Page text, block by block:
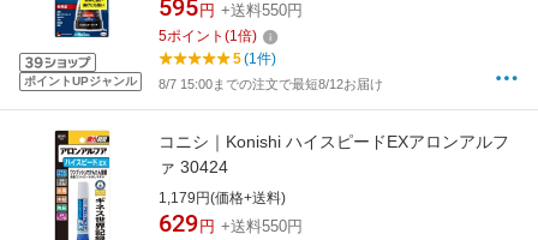
ポイントUPジャンル
595 円 +送料550円
5ポイント (1倍)
5(1件)
8/7 15:00までの注文で最短8/12お届け
コニシ｜Konishi ハイスピードEXアロンアルフ
ァ 30424
1,179円(価格+送料)
629 円 +送料550円